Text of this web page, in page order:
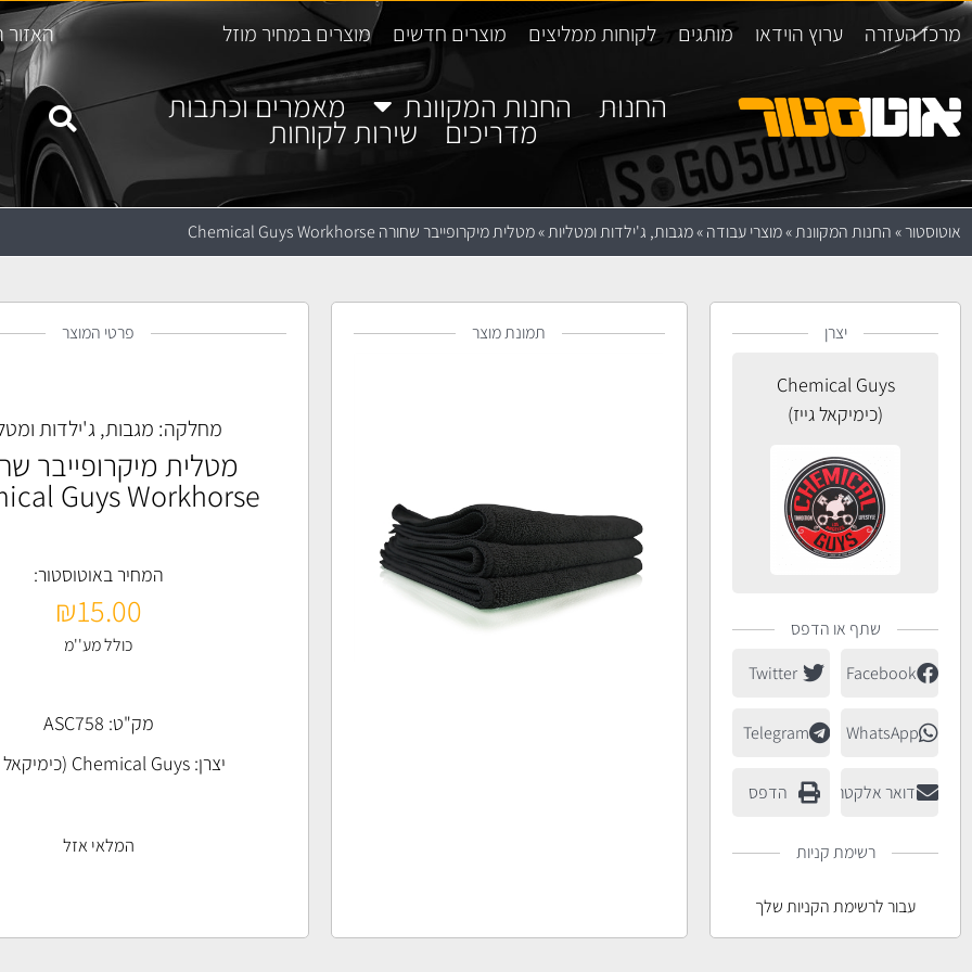
מרכז העזרה ערוץ הוידאו מותגים לקוחות ממליצים מוצרים חדשים מוצרים במחיר מוזל האזור
החנות החנות המקוונת מאמרים וכתבות
מדריכים שירות לקוחות
אוטוסטור»החנות המקוונת»מוצרי עבודה»מגבות, ג'ילדות ומטליות»מטלית מיקרופייבר שחורה Chemical Guys Workhorse
יצרן
Chemical Guys
(כימיקאל גייז)
שתף או הדפס
Facebook
Twitter
WhatsApp
Telegram
דואר אלקטרוני הדפס
רשימת קניות
עבור לרשימת הקניות שלך
תמונת מוצר פרטי המוצר
מחלקה: מגבות, ג'ילדות
מטלית מיקרופייבר
Guys Workhorse
המחיר באוטוסטור:
₪15.00
כולל מע''מ
מק"ט: ASC758
יצרן:Chemical Guys (כימיקאל גייז)
המלאי אזל